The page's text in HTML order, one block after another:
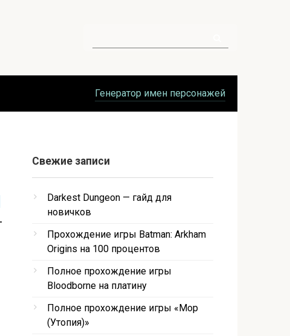
Генератор имен персонажей
Свежие записи
Darkest Dungeon — гайд для
новичков
Прохождение игры Batman: Arkham
Origins на 100 процентов
Полное прохождение игры
Bloodborne на платину
Полное прохождение игры «Мор
(Утопия)»